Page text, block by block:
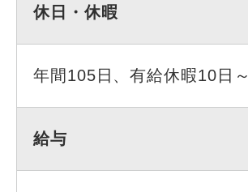
休日・休暇
年間105日、有給休暇10日～
給与